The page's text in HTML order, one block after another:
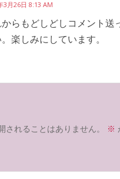
3月26日 8:13 AM
からもどしどしコメント送
楽しみにしています。
されることはありません。
※